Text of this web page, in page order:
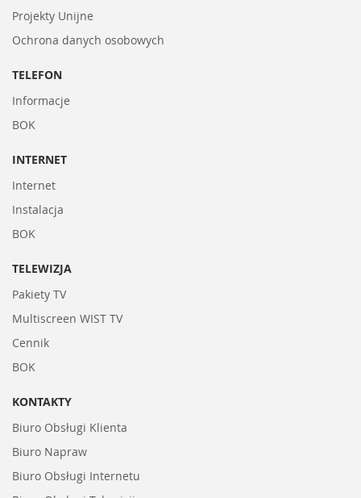
Projekty Unijne
Ochrona danych osobowych
TELEFON
Informacje
BOK
INTERNET
Internet
Instalacja
BOK
TELEWIZJA
Pakiety TV
Multiscreen WIST TV
Cennik
BOK
KONTAKTY
Biuro Obsługi Klienta
Biuro Napraw
Biuro Obsługi Internetu